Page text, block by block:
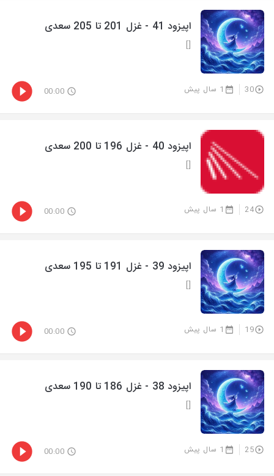
اپیزود 41 - غزل 201 تا 205 سعدی
[]
30 1 سال پیش 00:00
اپیزود 40 - غزل 196 تا 200 سعدی
[]
24 1 سال پیش 00:00
اپیزود 39 - غزل 191 تا 195 سعدی
[]
19 1 سال پیش 00:00
اپیزود 38 - غزل 186 تا 190 سعدی
[]
25 1 سال پیش 00:00